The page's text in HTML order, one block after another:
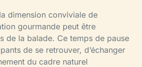
dimension conviviale de
gourmande peut être
de la balade. Ce temps de pause
de se retrouver, d’échanger
du cadre naturel